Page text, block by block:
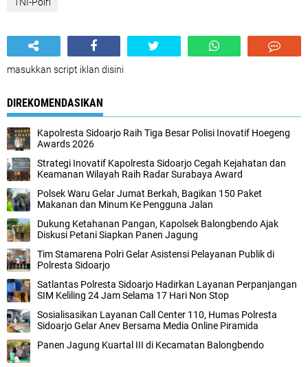
masukkan script iklan disini
DIREKOMENDASIKAN
Kapolresta Sidoarjo Raih Tiga Besar Polisi Inovatif Hoegeng
Awards 2026
Strategi Inovatif Kapolresta Sidoarjo Cegah Kejahatan dan
Keamanan Wilayah Raih Radar Surabaya Award
Polsek Waru Gelar Jumat Berkah, Bagikan 150 Paket
Makanan dan Minum Ke Pengguna Jalan
Dukung Ketahanan Pangan, Kapolsek Balongbendo Ajak
Diskusi Petani Siapkan Panen Jagung
Tim Stamarena Polri Gelar Asistensi Pelayanan Publik di
Polresta Sidoarjo
Satlantas Polresta Sidoarjo Hadirkan Layanan Perpanjangan
SIM Keliling 24 Jam Selama 17 Hari Non Stop
Sosialisasikan Layanan Call Center 110, Humas Polresta
Sidoarjo Gelar Anev Bersama Media Online Piramida
Panen Jagung Kuartal III di Kecamatan Balongbendo